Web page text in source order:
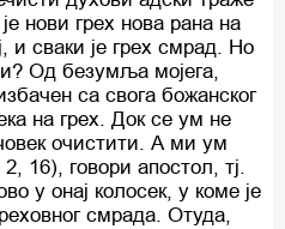
нови грех нова рана на
и сваки је грех смрад. Но
Од безумља мојега,
са свога божанског
на грех. Док се ум не
очистити. А ми ум
16), говори апостол, тј.
у онај колосек, у коме је
смрада. Отуда,